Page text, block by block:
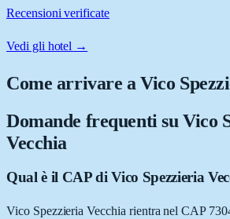
Recensioni verificate
Vedi gli hotel →
Come arrivare aVico
Domande frequenti su Vico
Vecchia
Qual è il CAP di Vico Spezzieria
Vico Spezzieria Vecchia rientra nel CAP